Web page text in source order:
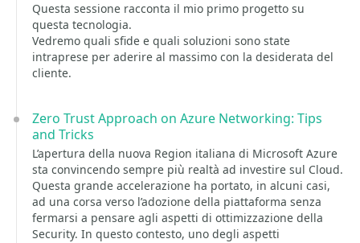
Questa sessione racconta il mio primo progetto su
questa tecnologia.
Vedremo quali sfide e quali soluzioni sono state
intraprese per aderire al massimo con la desiderata del
cliente.
Zero Trust Approach on Azure Networking: Tips
and Tricks
L’apertura della nuova Region italiana di Microsoft Azure
sta convincendo sempre più realtà ad investire sul Cloud.
Questa grande accelerazione ha portato, in alcuni casi,
ad una corsa verso l’adozione della piattaforma senza
fermarsi a pensare agli aspetti di ottimizzazione della
Security. In questo contesto, uno degli aspetti